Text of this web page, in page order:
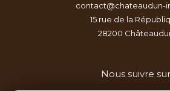
contact@chateaudun-
15 rue de la
28200
Nous suivre sur